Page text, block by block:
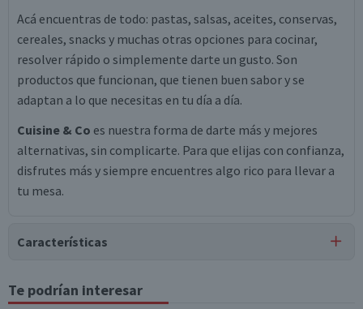
Acá encuentras de todo: pastas, salsas, aceites, conservas,
cereales, snacks y muchas otras opciones para cocinar,
resolver rápido o simplemente darte un gusto. Son
productos que funcionan, que tienen buen sabor y se
adaptan a lo que necesitas en tu día a día.
Cuisine & Co es nuestra forma de darte más y mejores
alternativas, sin complicarte. Para que elijas con confianza,
disfrutes más y siempre encuentres algo rico para llevar a
tu mesa.
Características
Tipo de Producto
Pollo
Te podrían interesar